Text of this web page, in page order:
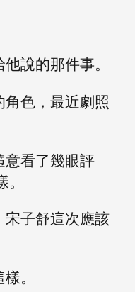
說的那件事。
色，最近劇照
看了幾眼評
子舒這次應該
。